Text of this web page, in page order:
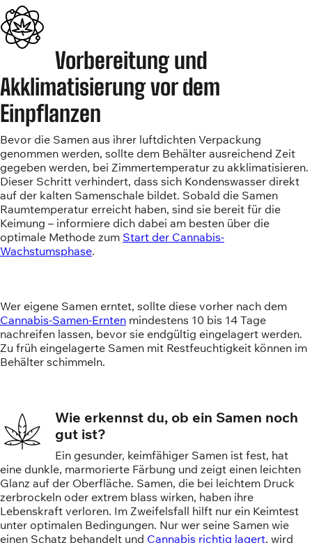
Vorbereitung und
Akklimatisierung vor dem
Einpflanzen
Bevor die Samen aus ihrer luftdichten Verpackung
genommen werden, sollte dem Behälter ausreichend Zeit
gegeben werden, bei Zimmertemperatur zu akklimatisieren.
Dieser Schritt verhindert, dass sich Kondenswasser direkt
auf der kalten Samenschale bildet. Sobald die Samen
Raumtemperatur erreicht haben, sind sie bereit für die
Keimung – informiere dich dabei am besten über die
optimale Methode zum Start der Cannabis-
Wachstumsphase.
Wer eigene Samen erntet, sollte diese vorher nach dem
Cannabis-Samen-Ernten mindestens 10 bis 14 Tage
nachreifen lassen, bevor sie endgültig eingelagert werden.
Zu früh eingelagerte Samen mit Restfeuchtigkeit können im
Behälter schimmeln.
Wie erkennst du, ob ein Samen noch
gut ist?
Ein gesunder, keimfähiger Samen ist fest, hat
eine dunkle, marmorierte Färbung und zeigt einen leichten
Glanz auf der Oberfläche. Samen, die bei leichtem Druck
zerbrockeln oder extrem blass wirken, haben ihre
Lebenskraft verloren. Im Zweifelsfall hilft nur ein Keimtest
unter optimalen Bedingungen. Nur wer seine Samen wie
einen Schatz behandelt und Cannabis richtig lagert, wird